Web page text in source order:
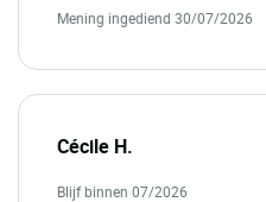
Mening ingediend 30/07/2026
Cécile H.
Blijf binnen 07/2026